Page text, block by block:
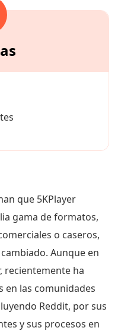
que 5KPlayer
gama de formatos,
o caseros,
Aunque en
recientemente ha
en las comunidades
Reddit, por sus
y sus procesos en